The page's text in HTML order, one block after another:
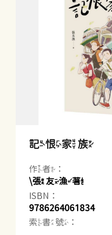
記恨家族
作者：
\張友漁著
ISBN：
9786264061834
索書號：